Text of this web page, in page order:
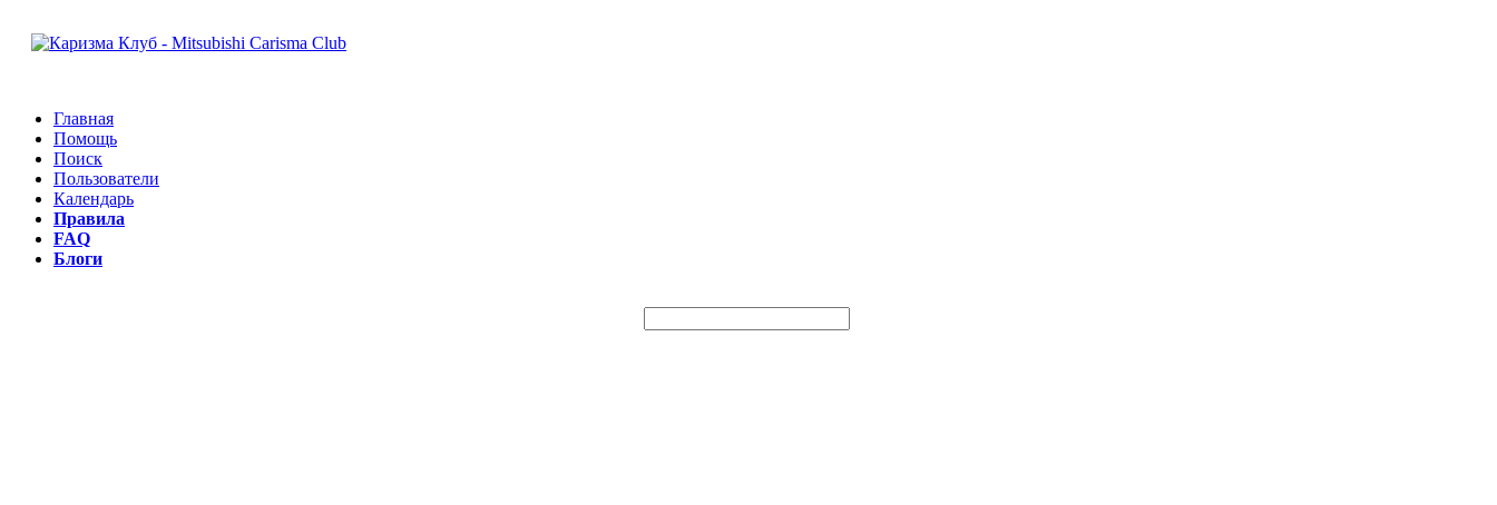
Главная
Помощь
Поиск
Пользователи
Календарь
Правила
FAQ
Блоги